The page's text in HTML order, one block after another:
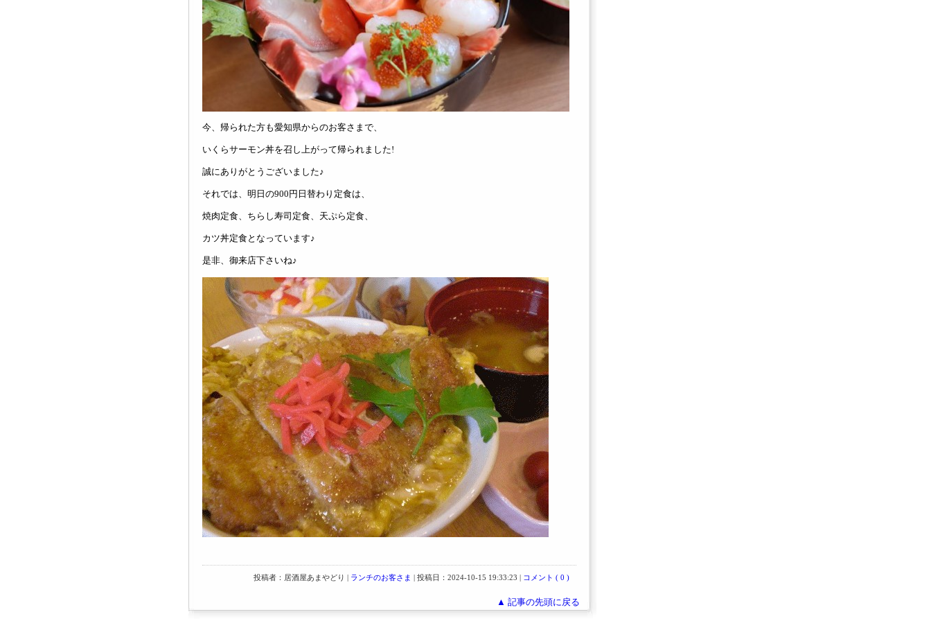
今、帰られた方も愛知県からのお客さまで、
いくらサーモン丼を召し上がって帰られました!
誠にありがとうございました♪
それでは、明日の900円日替わり定食は、
焼肉定食、ちらし寿司定食、天ぷら定食、
カツ丼定食となっています♪
是非、御来店下さいね♪
投稿者：居酒屋あまやどり | ランチのお客さま | 投稿日：2024-10-15 19:33:23 | コメント ( 0 )
▲ 記事の先頭に戻る